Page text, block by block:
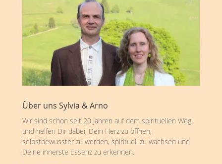
Über uns Sylvia & Arno
Wir sind schon seit 20 Jahren auf dem spirituellen Weg
und helfen Dir dabei, Dein Herz zu öffnen,
selbstbewusster zu werden, spirituell zu wachsen und
Deine innerste Essenz zu erkennen.